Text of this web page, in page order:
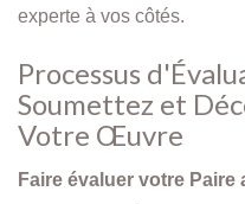
experte à vos côtés.
Processus
Soumettez et
Votre Œuvre
Faire évaluer votre